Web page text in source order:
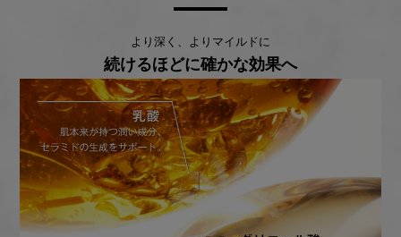
より深く、よりマイルドに
続けるほどに確かな効果へ